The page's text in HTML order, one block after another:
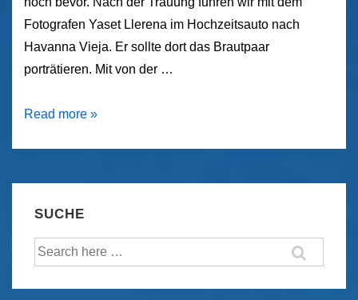
Fotografen Yaset Llerena im Hochzeitsauto nach
Havanna Vieja. Er sollte dort das Brautpaar
porträtieren. Mit von der …
Deutsch
Hochzeit
Teil
III
Read more »
SUCHE
Suche